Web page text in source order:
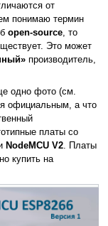
от
понимаю термин
open-source, то
Это может
производитель,
одно фото (см.
официальным, а что
платы со
NodeMCU V2. Платы
купить на